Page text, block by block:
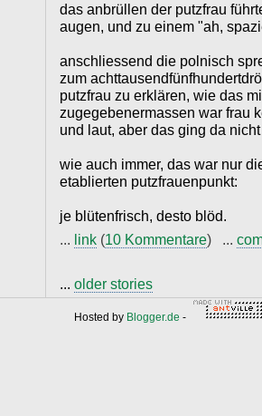
das anbrüllen der putzfrau
augen, und zu einem "ah,
anschliessend die polnisch
zum
putzfrau zu erklären, wie das
zugegebenermassen war frau
und laut, aber das ging da
wie auch immer, das war nur
etablierten putzfrauenpunkt:
je blütenfrisch, desto blöd.
... link (10 Kommentare) ...
... older stories
Hosted by Blogger.de -